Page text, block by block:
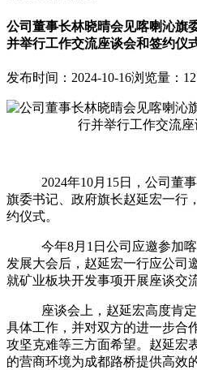
公司董事长林晓晴会见喀喇沁旗
并举行工作交流座谈会和签约仪
发布时间：2024-10-16浏览量：
2024年10月 15日，公司董
旗委书记、政府旗长赵延宏一行
约仪式。
今年8月 1 日公司应邀参加
发展大会后，赵延宏一行应公司
就矿业板块开发事项开展座谈交
座谈会上，赵延宏高度肯
具体工作，并对双方的进一步合
攻坚克难等三方面希望。赵延宏
的营商环境为成都路桥提供高效